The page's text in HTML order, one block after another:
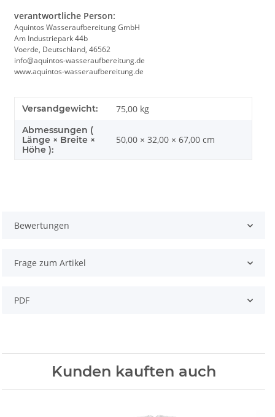
verantwortliche Person:
Aquintos Wasseraufbereitung GmbH
Am Industriepark 44b
Voerde, Deutschland, 46562
info@aquintos-wasseraufbereitung.de
www.aquintos-wasseraufbereitung.de
Versandgewicht: 75,00 kg
Abmessungen (
Länge × Breite ×
Höhe ):
50,00 × 32,00 × 67,00 cm
Bewertungen
Frage zum Artikel
PDF
Kunden kauften auch